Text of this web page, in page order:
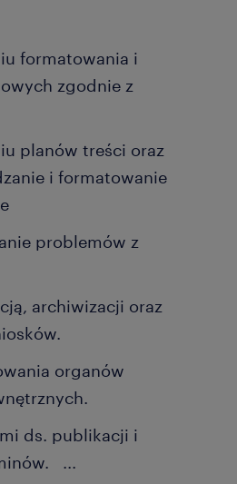
formatowania i
zgodnie z
planów treści oraz
i formatowanie
problemów z
archiwizacji oraz
organów
ds. publikacji i
...